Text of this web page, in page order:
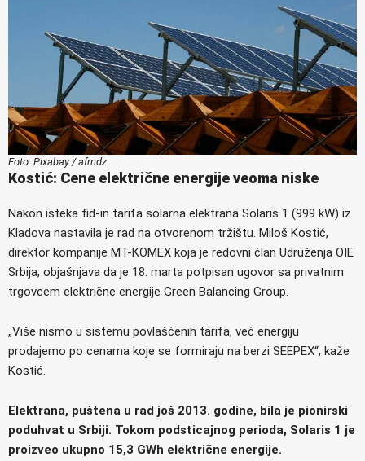
Foto: Pixabay / afrndz
Kostić: Cene električne energije veoma niske
Nakon isteka fid-in tarifa solarna elektrana Solaris 1 (999 kW) iz
Kladova nastavila je rad na otvorenom tržištu. Miloš Kostić,
direktor kompanije MT-KOMEX koja je redovni član Udruženja OIE
Srbija, objašnjava da je 18. marta potpisan ugovor sa privatnim
trgovcem električne energije Green Balancing Group.
„Više nismo u sistemu povlašćenih tarifa, već energiju
prodajemo po cenama koje se formiraju na berzi SEEPEX“, kaže
Kostić.
Elektrana, puštena u rad još 2013. godine, bila je pionirski
poduhvat u Srbiji. Tokom podsticajnog perioda, Solaris 1 je
proizveo ukupno 15,3 GWh električne energije.